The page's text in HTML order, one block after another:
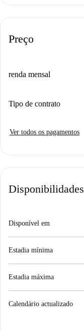
Preço
renda mensal
Tipo de contrato
Ver todos os pagamentos
Disponibilidades
Disponível em
Estadia mínima
Estadia máxima
Calendário actualizado